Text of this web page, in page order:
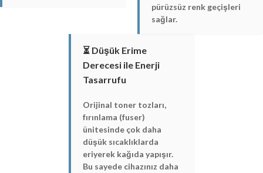
pürüzsüz renk geçişleri
sağlar.
⏳ Düşük Erime
Derecesi ile Enerji
Tasarrufu
Orijinal toner tozları,
fırınlama (fuser)
ünitesinde çok daha
düşük sıcaklıklarda
eriyerek kağıda yapışır.
Bu sayede cihazınız daha